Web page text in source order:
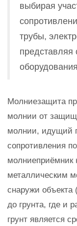
выбирая
трубы,
представляя
Молниезащита
молнии от
молнии, идущий
сопротивления
молниеприёмник
металлическим
снаружи объекта
до грунта, где и
грунт является